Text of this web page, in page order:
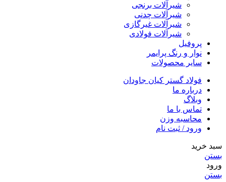
شیرآلات برنجی
شیرآلات چدنی
شیرآلات غیرگازی
شیرآلات فولادی
پروفیل
نوار و رنگ پرایمر
سایر محصولات
فولاد گستر کیان جاودان
درباره ما
وبلاگ
تماس با ما
محاسبه وزن
ورود / ثبت نام
سبد خرید
بستن
ورود
بستن